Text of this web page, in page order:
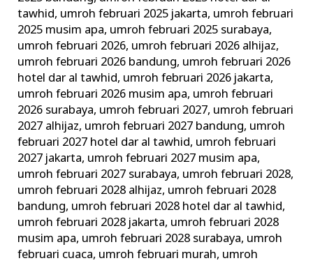
tawhid, umroh februari 2025 jakarta, umroh februari
2025 musim apa, umroh februari 2025 surabaya,
umroh februari 2026, umroh februari 2026 alhijaz,
umroh februari 2026 bandung, umroh februari 2026
hotel dar al tawhid, umroh februari 2026 jakarta,
umroh februari 2026 musim apa, umroh februari
2026 surabaya, umroh februari 2027, umroh februari
2027 alhijaz, umroh februari 2027 bandung, umroh
februari 2027 hotel dar al tawhid, umroh februari
2027 jakarta, umroh februari 2027 musim apa,
umroh februari 2027 surabaya, umroh februari 2028,
umroh februari 2028 alhijaz, umroh februari 2028
bandung, umroh februari 2028 hotel dar al tawhid,
umroh februari 2028 jakarta, umroh februari 2028
musim apa, umroh februari 2028 surabaya, umroh
februari cuaca, umroh februari murah, umroh